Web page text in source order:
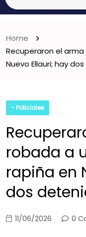
Home
Recuperaron el
Nuevo Ellauri; hay
- Policiales
robada a
rapiña en
dos
11/06/2026 0